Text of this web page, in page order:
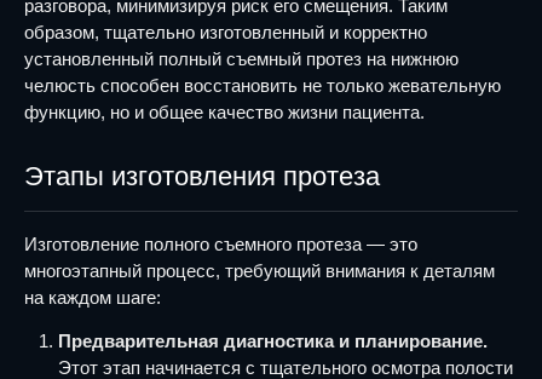
разговора, минимизируя риск его смещения. Таким
образом, тщательно изготовленный и корректно
установленный полный съемный протез на нижнюю
челюсть способен восстановить не только жевательную
функцию, но и общее качество жизни пациента.
Этапы изготовления протеза
Изготовление полного съемного протеза — это
многоэтапный процесс, требующий внимания к деталям
на каждом шаге:
Предварительная диагностика и планирование.
Этот этап начинается с тщательного осмотра полости